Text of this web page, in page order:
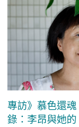
專訪》慕色還
錄：李昂與她的